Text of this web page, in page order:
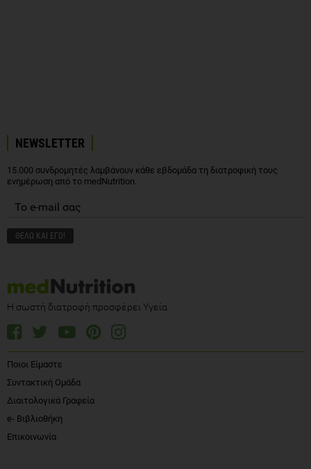
NEWSLETTER
15.000 συνδρομητές λαμβάνουν κάθε εβδομάδα τη διατροφική τους
ενημέρωση από το medNutrition.
Η σωστή διατροφή προσφέρει Υγεία
Ποιοι Είμαστε
Συντακτική Ομάδα
Διαιτολογικά Γραφεία
e- Βιβλιοθήκη
Επικοινωνία